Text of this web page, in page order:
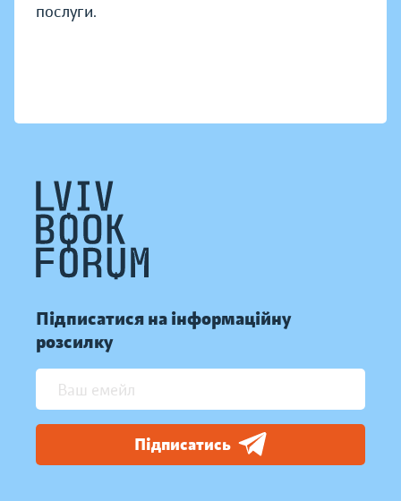
послуги.
Підписатися на інформаційну
розсилку
Підписатись